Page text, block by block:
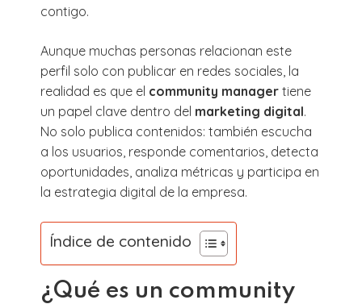
contigo.
Aunque muchas personas relacionan este
perfil solo con publicar en redes sociales, la
realidad es que el community manager tiene
un papel clave dentro del marketing digital.
No solo publica contenidos: también escucha
a los usuarios, responde comentarios, detecta
oportunidades, analiza métricas y participa en
la estrategia digital de la empresa.
Índice de contenido
¿Qué es un community